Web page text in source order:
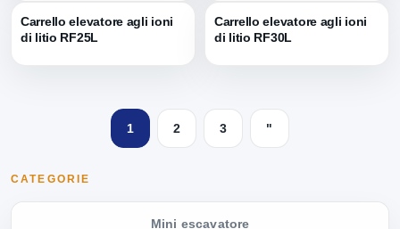
CATEGORIE
Mini escavatore
Carrello elevatore agli ioni
di litio RF25L
Carrello elevatore agli ioni
di litio RF30L
1 2 3 "